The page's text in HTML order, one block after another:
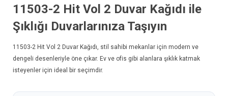
11503-2 Hit Vol 2 Duvar Kağıdı ile
Şıklığı Duvarlarınıza Taşıyın
11503-2 Hit Vol 2 Duvar Kağıdı, stil sahibi mekanlar için modern ve
dengeli desenleriyle öne çıkar. Ev ve ofis gibi alanlara şıklık katmak
isteyenler için ideal bir seçimdir.